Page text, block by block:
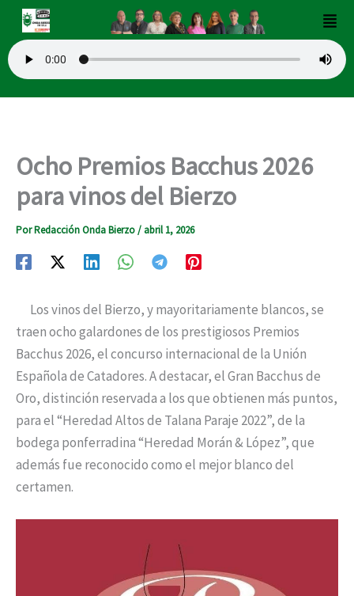
contenido
Ocho Premios Bacchus 2026
para vinos del Bierzo
PorRedacción Onda Bierzo/ abril 1, 2026
Los vinos del Bierzo, y mayoritariamente blancos, se
traen ocho galardones de los prestigiosos Premios
Bacchus 2026, el concurso internacional de la Unión
Española de Catadores. A destacar, el Gran Bacchus de
Oro, distinción reservada a los que obtienen más puntos,
para el “Heredad Altos de Talana Paraje 2022”, de la
bodega ponferradina “Heredad Morán & López”, que
además fue reconocido como el mejor blanco del
certamen.